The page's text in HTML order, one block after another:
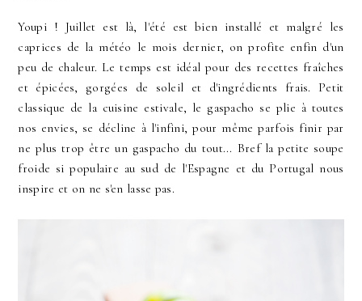
Youpi ! Juillet est là, l'été est bien installé et malgré les
caprices de la météo le mois dernier, on profite enfin d'un
peu de chaleur. Le temps est idéal pour des recettes fraîches
et épicées, gorgées de soleil et d'ingrédients frais. Petit
classique de la cuisine estivale, le gaspacho se plie à toutes
nos envies, se décline à l'infini, pour même parfois finir par
ne plus trop être un gaspacho du tout... Bref la petite soupe
froide si populaire au sud de l'Espagne et du Portugal nous
inspire et on ne s'en lasse pas.